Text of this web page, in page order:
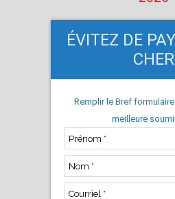
ÉVITEZ DE
CHER
Remplir le Bref
meilleure